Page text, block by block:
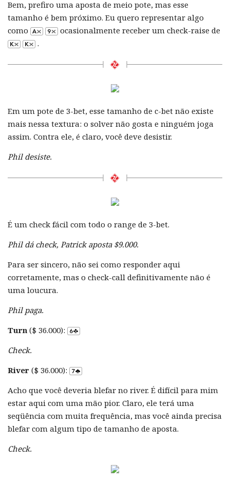
Bem, prefiro uma aposta de meio pote, mas esse
tamanho é bem próximo. Eu quero representar algo
como
ocasionalmente receber um check-raise de
.
Em um pote de 3-bet, esse tamanho de c-bet não existe
mais nessa textura: o solver não gosta e ninguém joga
assim. Contra ele, é claro, você deve desistir.
Phil desiste.
É um check fácil com todo o range de 3-bet.
Phil dá check, Patrick aposta $9.000.
Para ser sincero, não sei como responder aqui
corretamente, mas o check-call definitivamente não é
uma loucura.
Phil paga.
Turn ($ 36.000):
Check.
River ($ 36.000):
Acho que você deveria blefar no river. É difícil para mim
estar aqui com uma mão pior. Claro, ele terá uma
seqüência com muita frequência, mas você ainda precisa
blefar com algum tipo de tamanho de aposta.
Check.